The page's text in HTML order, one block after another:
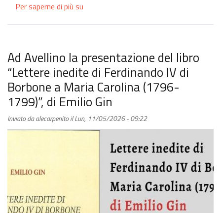
Per saperne di più su
pandemia
medievale"
Ad Avellino la presentazione del libro
“Lettere inedite di Ferdinando IV di
Borbone a Maria Carolina (1796-
1799)”, di Emilio Gin
Inviato daalecarpenitoilLun, 11/05/2026 - 09:22